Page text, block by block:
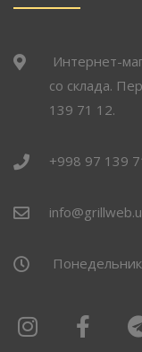
Интернет-
со склада.
139 71 12.
+998 97 139